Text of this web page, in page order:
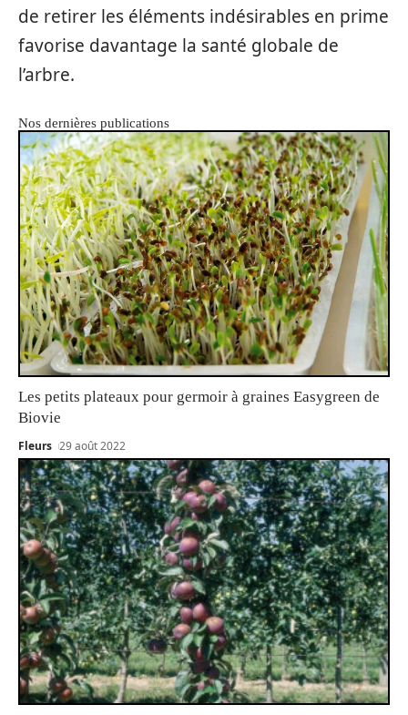
de retirer les éléments indésirables en prime
favorise davantage la santé globale de
l’arbre.
Nos dernières publications
Les petits plateaux pour germoir à graines Easygreen de
Biovie
Fleurs 29 août 2022